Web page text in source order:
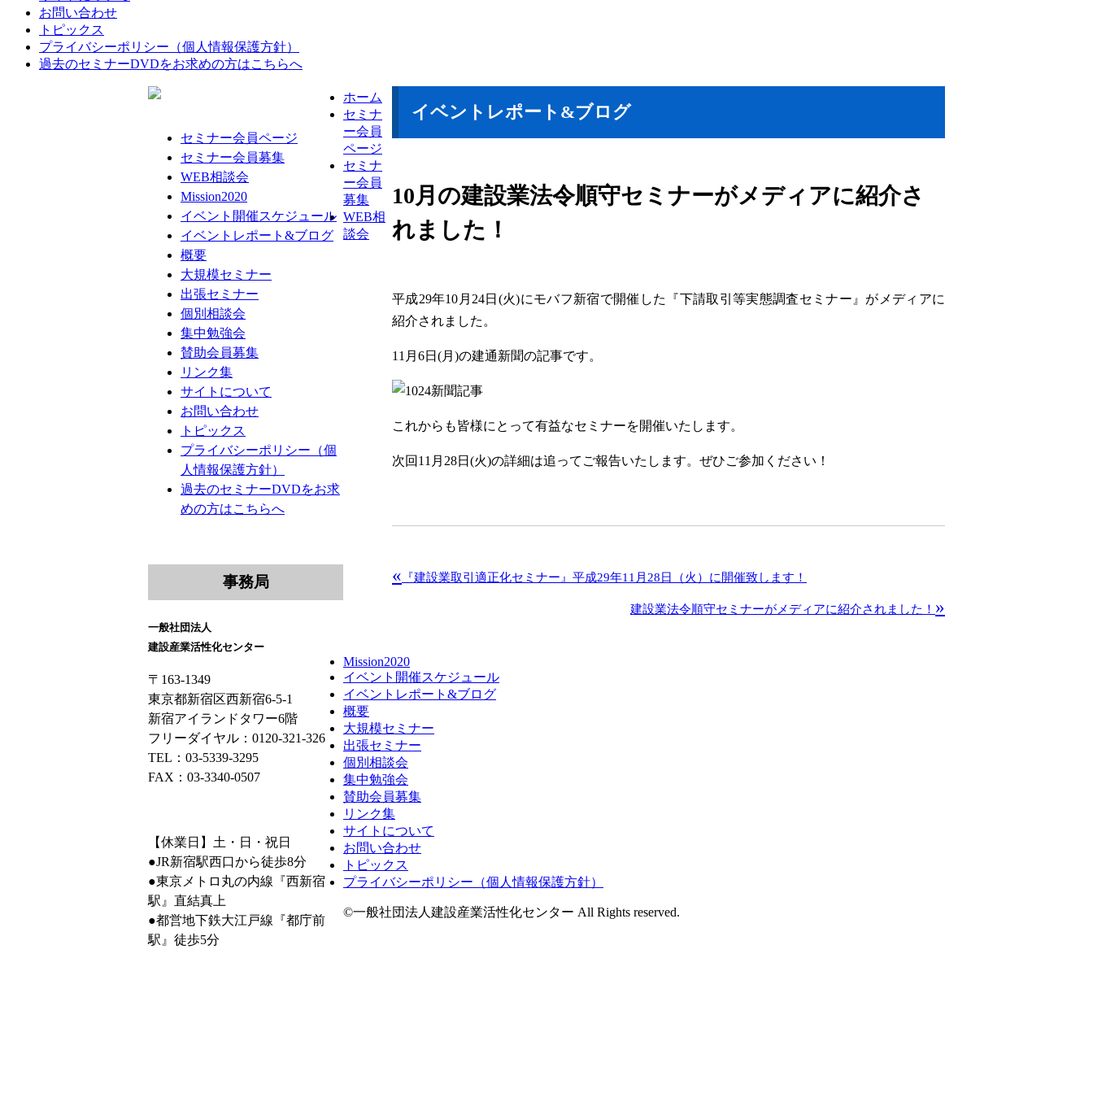
お問い合わせ
トピックス
プライバシーポリシー（個人情報保護方針）
過去のセミナーDVDをお求めの方はこちらへ
イベントレポート&ブログ
10月の建設業法令順守セミナーがメディアに紹介さ
れました！
平成29年10月24日(火)にモバフ新宿で開催した『下請取引等実態調査セミナー』がメディアに
紹介されました。
11月6日(月)の建通新聞の記事です。
これからも皆様にとって有益なセミナーを開催いたします。
次回11月28日(火)の詳細は追ってご報告いたします。ぜひご参加ください！
« 『建設業取引適正化セミナー』平成29年11月28日（火）に開催致します！
建設業法令順守セミナーがメディアに紹介されました！ »
セミナー会員ページ
セミナー会員募集
WEB相談会
Mission2020
イベント開催スケジュール
イベントレポート&ブログ
概要
大規模セミナー
出張セミナー
個別相談会
集中勉強会
賛助会員募集
リンク集
サイトについて
お問い合わせ
トピックス
プライバシーポリシー（個
人情報保護方針）
過去のセミナーDVDをお求
めの方はこちらへ
事務局
一般社団法人
建設産業活性化センター
〒163-1349
東京都新宿区西新宿6-5-1
新宿アイランドタワー6階
フリーダイヤル：0120-321-326
TEL：03-5339-3295
FAX：03-3340-0507
【休業日】土・日・祝日
●JR新宿駅西口から徒歩8分
●東京メトロ丸の内線『西新宿
駅』直結真上
●都営地下鉄大江戸線『都庁前
駅』徒歩5分
ホーム
セミナ
ー会員
ページ
セミナ
ー会員
募集
WEB相
談会
Mission2020
イベント開催スケジュール
イベントレポート&ブログ
概要
大規模セミナー
出張セミナー
個別相談会
集中勉強会
賛助会員募集
リンク集
サイトについて
お問い合わせ
トピックス
プライバシーポリシー（個人情報保護方針）
©一般社団法人建設産業活性化センター All Rights reserved.